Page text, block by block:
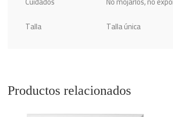
Talla
Talla única
Productos relacionados